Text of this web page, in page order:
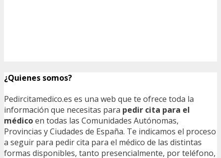
¿Quienes somos?
Pedircitamedico.es es una web que te ofrece toda la
información que necesitas para pedir cita para el
médicoen todas las Comunidades Autónomas,
Provincias y Ciudades de España. Te indicamos el proceso
a seguir para pedir cita para el médico de las distintas
formas disponibles, tanto presencialmente, por teléfono,